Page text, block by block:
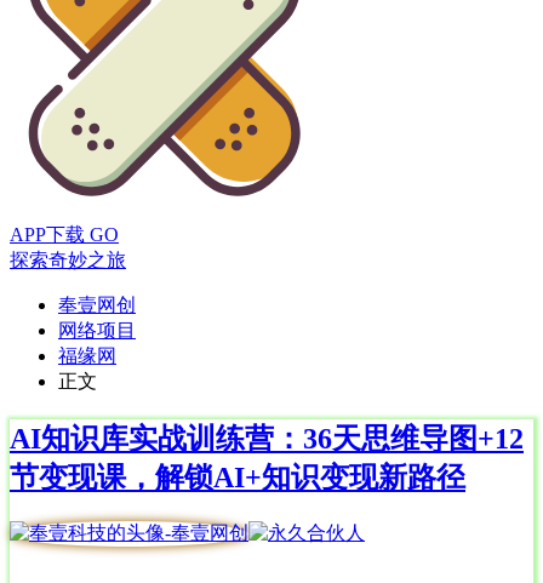
APP下载 GO
探索奇妙之旅
奉壹网创
网络项目
福缘网
正文
AI知识库实战训练营：36天思维导图+12
节变现课，解锁AI+知识变现新路径